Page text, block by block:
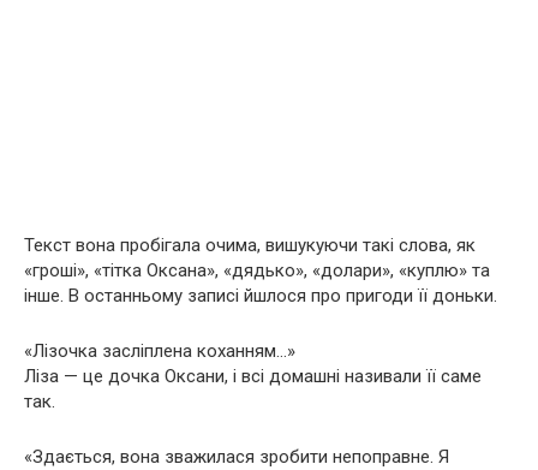
Текст вона пробігала очима, вишукуючи такі слова, як
«гроші», «тітка Оксана», «дядько», «долари», «куплю» та
інше. В останньому записі йшлося про пригоди її доньки.
«Лізочка засліплена коханням…»
Ліза — це дочка Оксани, і всі домашні називали її саме
так.
«Здається, вона зважилася зробити непоправне. Я